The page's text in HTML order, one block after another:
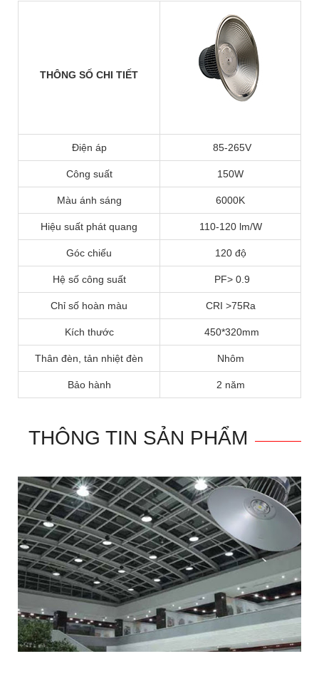
THÔNG SỐ CHI TIẾT
Điện áp 85-265V
Công suất 150W
Màu ánh sáng 6000K
Hiệu suất phát quang 110-120 lm/W
Góc chiếu 120 độ
Hệ số công suất PF> 0.9
Chỉ số hoàn màu CRI >75Ra
Kích thước 450*320mm
Thân đèn, tản nhiệt đèn Nhôm
Bảo hành 2 năm
THÔNG TIN SẢN PHẨM